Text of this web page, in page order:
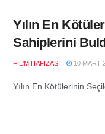
Yılın En
Sahiplerini
FIL'M HAFIZASI 10 MART
Yılın En Kötülerinin